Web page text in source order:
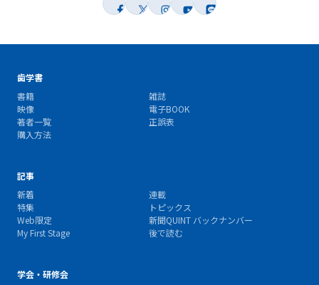
歯学書
書籍
雑誌
映像
電子BOOK
著者一覧
正誤表
購入方法
記事
新着
連載
特集
トピックス
Web限定
新聞QUINT バックナンバー
My First Stage
後で読む
学会・研修会